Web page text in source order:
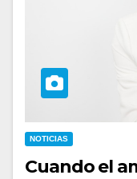
NOTICIAS
Cuando el